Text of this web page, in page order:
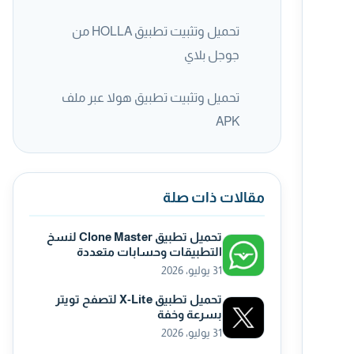
تحميل وتثبيت تطبيق HOLLA من
جوجل بلاي
تحميل وتثبيت تطبيق هولا عبر ملف
APK
مقالات ذات صلة
تحميل تطبيق Clone Master لنسخ
التطبيقات وحسابات متعددة
31 يوليو، 2026
تحميل تطبيق X-Lite لتصفح تويتر
بسرعة وخفة
31 يوليو، 2026